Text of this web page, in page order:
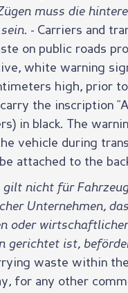
muss die
- Carriers and
on public roads
white warning
high, prior
the inscription
in black. The
vehicle during
attached to the
gilt nicht für
Unternehmen,
oder
gerichtet ist,
waste within
for any other